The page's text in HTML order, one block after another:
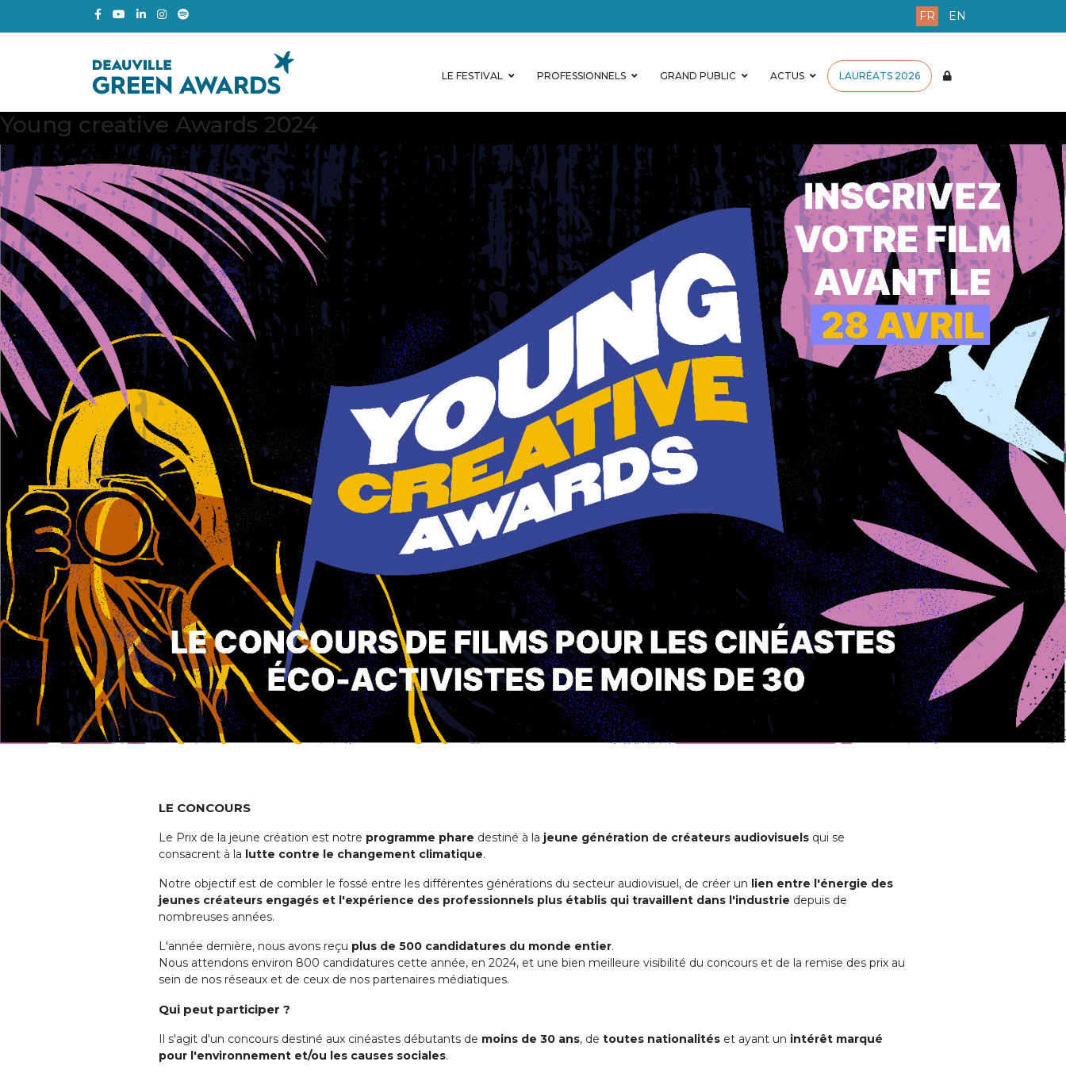
FR EN
LE FESTIVAL PROFESSIONNELS GRAND PUBLIC ACTUS LAURÉATS 2026
Young creative Awards 2024
LE CONCOURS
Le Prix de la jeune création est notre programme phare destiné à la jeune génération de créateurs audiovisuels qui se
consacrent à la lutte contre le changement climatique.
Notre objectif est de combler le fossé entre les différentes générations du secteur audiovisuel, de créer un lien entre l'énergie des
jeunes créateurs engagés et l'expérience des professionnels plus établis qui travaillent dans l'industrie depuis de
nombreuses années.
L'année dernière, nous avons reçu plus de 500 candidatures du monde entier.
Nous attendons environ 800 candidatures cette année, en 2024, et une bien meilleure visibilité du concours et de la remise des prix au
sein de nos réseaux et de ceux de nos partenaires médiatiques.
Qui peut participer ?
Il s'agit d'un concours destiné aux cinéastes débutants de moins de 30 ans, de toutes nationalités et ayant un intérêt marqué
pour l'environnement et/ou les causes sociales.